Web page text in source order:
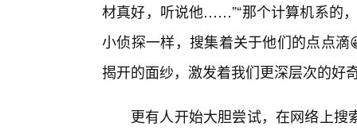
材真好，听说他……”“那个计算机系的
小侦探一样，搜集着关于他们的点点
揭开的面纱，激发着我们更深层次的好
更有人开始大胆尝试，在网络上